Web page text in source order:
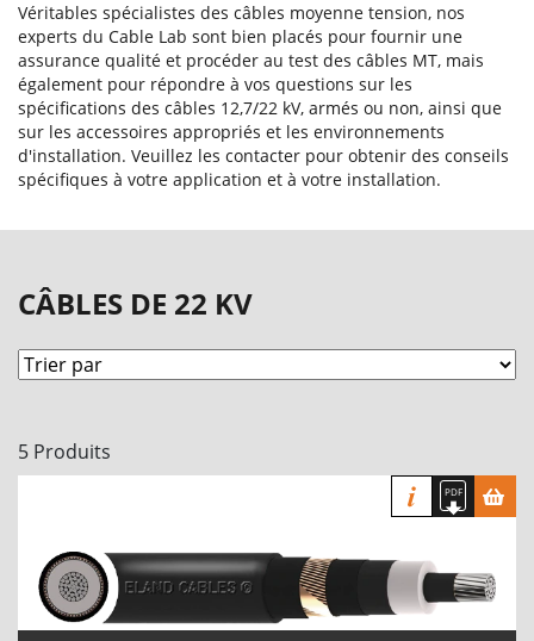
Véritables spécialistes des câbles moyenne tension, nos
experts du Cable Lab sont bien placés pour fournir une
assurance qualité et procéder au test des câbles MT, mais
également pour répondre à vos questions sur les
spécifications des câbles 12,7/22 kV, armés ou non, ainsi que
sur les accessoires appropriés et les environnements
d'installation. Veuillez les contacter pour obtenir des conseils
spécifiques à votre application et à votre installation.
CÂBLES DE 22 KV
5 Produits